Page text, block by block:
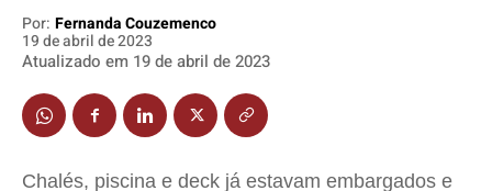
Socioeconômicas
Justiça
Educação
Segurança
Socioeconômicas
Justiça
Educação
Segurança
Socioeconômicas
Justiça
Educação
Segurança
Socioeconômicas
Justiça
Educação
Segurança
Por: Fernanda Couzemenco
19 de abril de 2023
Atualizado em 19 de abril de 2023
Chalés, piscina e deck já estavam embargados e